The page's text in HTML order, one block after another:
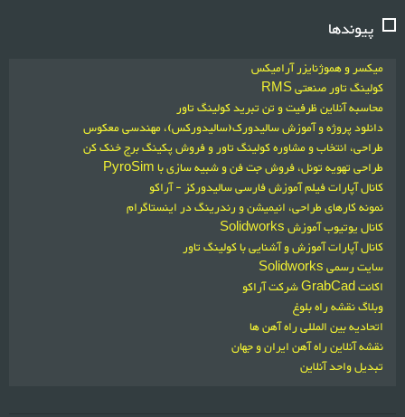
پیوندها
میکسر و هموژنایزر آرامیکس
کولینگ تاور صنعتی RMS
محاسبه آنلاین ظرفیت و تن تبرید کولینگ تاور
دانلود پروژه و آموزش سالیدورک(سالیدورکس)، مهندسی معکوس
طراحی، انتخاب و مشاوره کولینگ تاور و فروش پکینگ برج خنک کن
طراحی تهویه تونل، فروش جت فن و شبیه سازی با PyroSim
کانال آپارات فیلم آموزش فارسی سالیدورکز - آراکو
نمونه کارهای طراحی، انیمیشن و رندرینگ در اینستاگرام
کانال یوتیوب آموزش Solidworks
کانال آپارات آموزش و آشنایی با کولینگ تاور
سایت رسمی Solidworks
اکانت GrabCad شرکت آراکو
وبلاگ نقشه راه بلوغ
اتحادیه بین المللی راه آهن ها
نقشه آنلاین راه آهن ایران و جهان
تبدیل واحد آنلاین